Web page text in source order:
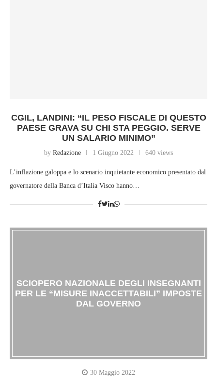
CGIL, LANDINI: “IL PESO FISCALE DI QUESTO
PAESE GRAVA SU CHI STA PEGGIO. SERVE
UN SALARIO MINIMO”
by Redazione 1 Giugno 2022 640 views
L’inflazione galoppa e lo scenario inquietante economico presentato dal
governatore della Banca d’Italia Visco hanno…
SCIOPERO NAZIONALE DEGLI INSEGNANTI
PER LE “MISURE INACCETTABILI” IMPOSTE
DAL GOVERNO
30 Maggio 2022